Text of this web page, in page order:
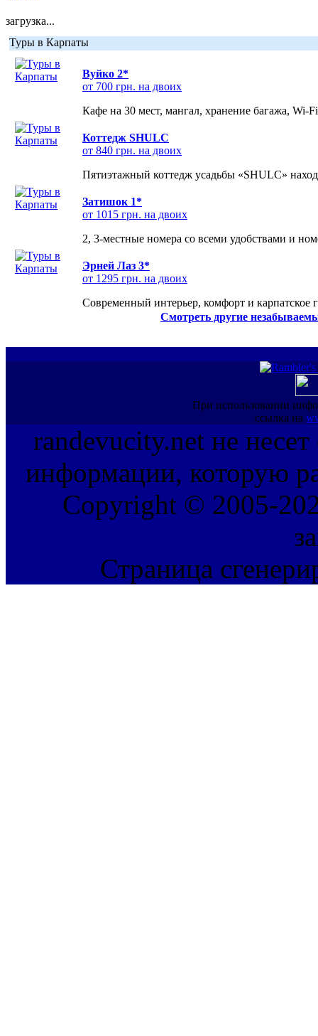
загрузка...
Туры в Карпаты
Вуйко 2*
от 700 грн. на двоих
Кафе на 30 мест, мангал, хранение багажа, Wi-
Коттедж SHULC
от 840 грн. на двоих
Пятиэтажный коттедж усадьбы «SHULC»
Затишок 1*
от 1015 грн. на двоих
2, 3-местные номера со всеми удобствами и
Эрней Лаз 3*
от 1295 грн. на двоих
Современный интерьер, комфорт и карпатское
Смотреть другие
При использовании
ссылка на
randevucity.net не несет
информации, которую
Copyright © 2005-
Страница